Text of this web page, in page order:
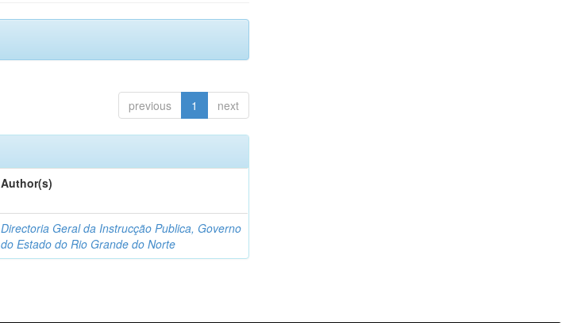
previous 1 next
Author(s)
Directoria Geral da Instrucção Publica, Governo
do Estado do Rio Grande do Norte